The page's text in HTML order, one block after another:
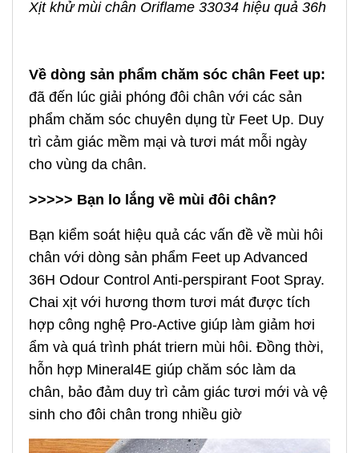
Xịt khử mùi chân Oriflame 33034 hiệu quả 36h
Về dòng sản phẩm chăm sóc chân Feet up:
đã đến lúc giải phóng đôi chân với các sản
phẩm chăm sóc chuyên dụng từ Feet Up. Duy
trì cảm giác mềm mại và tươi mát mỗi ngày
cho vùng da chân.
>>>>> Bạn lo lắng về mùi đôi chân?
Bạn kiểm soát hiệu quả các vấn đề về mùi hôi
chân với dòng sản phẩm Feet up Advanced
36H Odour Control Anti-perspirant Foot Spray.
Chai xịt với hương thơm tươi mát được tích
hợp công nghệ Pro-Active giúp làm giảm hơi
ẩm và quá trình phát triern mùi hôi. Đồng thời,
hỗn hợp Mineral4E giúp chăm sóc làm da
chân, bảo đảm duy trì cảm giác tươi mới và vệ
sinh cho đôi chân trong nhiều giờ